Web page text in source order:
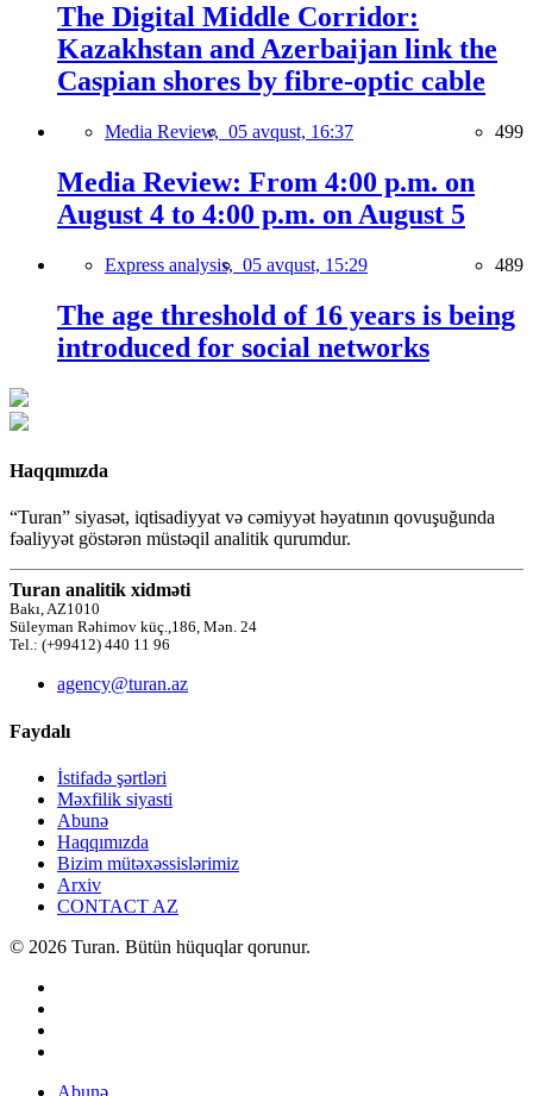
The Digital Middle Corridor:
Kazakhstan and Azerbaijan link the
Caspian shores by fibre-optic cable
Media Review, 05 avqust, 16:37 499
Media Review: From 4:00 p.m. on
August 4 to 4:00 p.m. on August 5
Express analysis, 05 avqust, 15:29 489
The age threshold of 16 years is being
introduced for social networks
Haqqımızda
“Turan” siyasət, iqtisadiyyat və cəmiyyət həyatının qovuşuğunda
fəaliyyət göstərən müstəqil analitik qurumdur.
Turan analitik xidməti
Bakı, AZ1010
Süleyman Rəhimov küç.,186, Mən. 24
Tel.: (+99412) 440 11 96
agency@turan.az
Faydalı
İstifadə şərtləri
Məxfilik siyasti
Abunə
Haqqımızda
Bizim mütəxəssislərimiz
Arxiv
CONTACT AZ
© 2026 Turan. Bütün hüquqlar qorunur.
Abunə